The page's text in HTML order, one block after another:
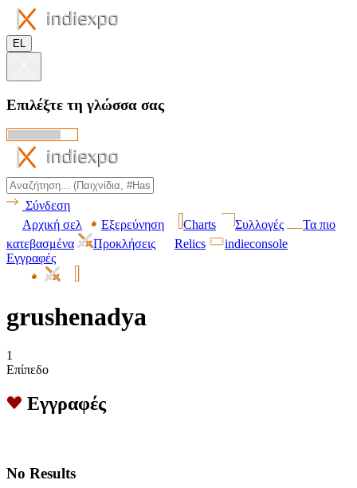
EL
Επιλέξτε τη γλώσσα σας
Σύνδεση
Αρχική σελ
Εξερεύνηση Charts Συλλογές
Τα πιο
κατεβασμένα
Προκλήσεις Relics
indieconsole
Εγγραφές
grushenadya
1
Επίπεδο
Εγγραφές
No Results